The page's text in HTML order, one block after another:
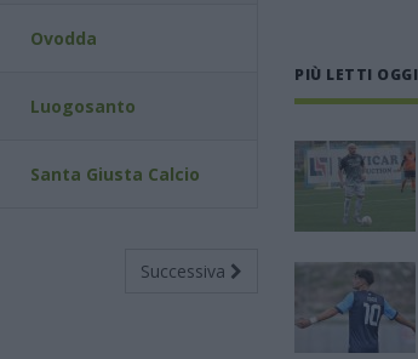
Ovodda
Luogosanto
Santa Giusta Calcio
Successiva
PIÙ LETTI OGGI